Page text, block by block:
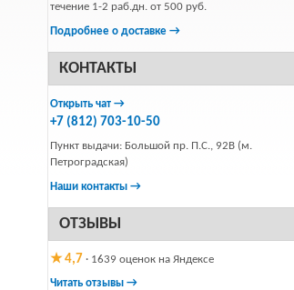
течение 1-2 раб.дн. от 500 руб.
Подробнее о доставке →
КОНТАКТЫ
Открыть чат →
+7 (812) 703-10-50
Пункт выдачи: Большой пр. П.С., 92В (м.
Петроградская)
Наши контакты →
ОТЗЫВЫ
★ 4,7 · 1639 оценок на Яндексе
Читать отзывы →